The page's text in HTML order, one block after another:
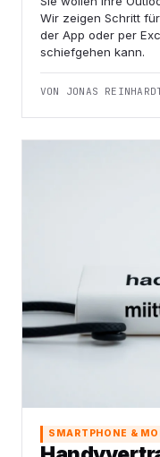
Wir zeigen Schritt
der App oder per
schiefgehen kann.
VON JONAS
SMARTPHONE &